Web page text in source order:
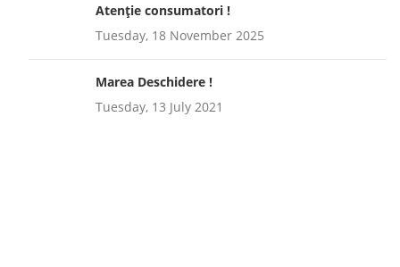
Atenție consumatori !
Tuesday, 18 November 2025
Marea Deschidere !
Tuesday, 13 July 2021